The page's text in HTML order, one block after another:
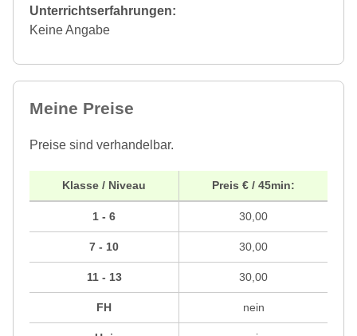
Unterrichtserfahrungen:
Keine Angabe
Meine Preise
Preise sind verhandelbar.
Klasse / Niveau
1 - 6
7 - 10
11 - 13
FH
Preis € / 45min:
30,00
30,00
30,00
nein